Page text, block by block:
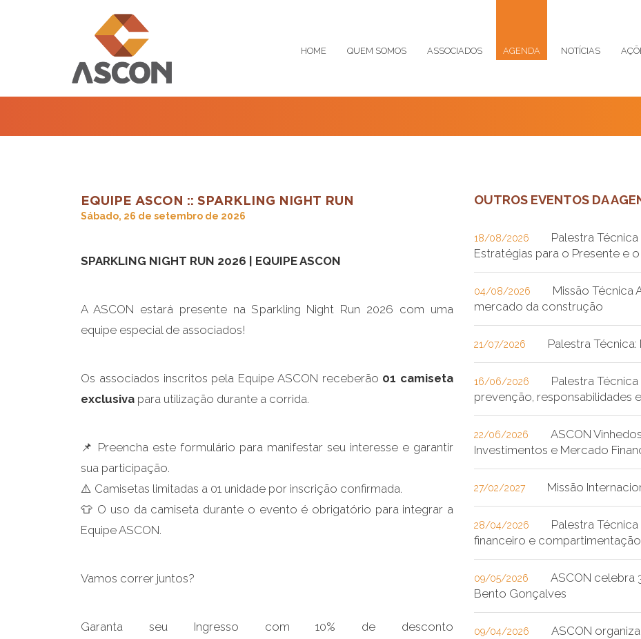
HOME QUEM SOMOS ASSOCIADOS AGENDA NOTÍCIAS
EQUIPE ASCON :: SPARKLING NIGHT RUN
Sábado, 26 de setembro de 2026
SPARKLING NIGHT RUN 2026 | EQUIPE ASCON
A ASCON estará presente na Sparkling Night Run 2026 com uma
equipe especial de associados!
Os associados inscritos pela Equipe ASCON receberão 01 camiseta
exclusiva para utilização durante a corrida.
📌 Preencha este formulário para manifestar seu interesse e garantir
sua participação.
⚠️ Camisetas limitadas a 01 unidade por inscrição confirmada.
👕 O uso da camiseta durante o evento é obrigatório para integrar a
Equipe ASCON.
Vamos correr juntos?
Garanta seu Ingresso com 10% de desconto
OUTROS EVENTOS DA
18/08/2026
Palestra
Estratégias para o Presente e
04/08/2026
Missão Técnica
mercado da construção
21/07/2026 Palestra
16/06/2026
Palestra
prevenção, responsabilidades
22/06/2026
ASCON
Investimentos e Mercado
27/02/2027 Missão
28/04/2026
Palestra
financeiro e
09/05/2026
ASCON celebra
Bento Gonçalves
09/04/2026
ASCON